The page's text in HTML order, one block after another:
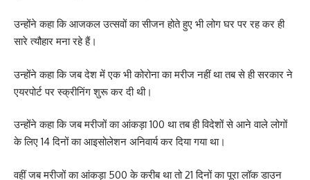
उन्होंने कहा कि आजकल उत्सवों का सीजन होते हुए भी लोग घर पर रह कर ही
सारे त्यौहार मना रहे हैं।
उन्होंने कहा कि जब देश में एक भी कोरोना का मरीज नहीं था तब से ही सरकार ने
एयरपोर्ट पर स्क्रीनिंग शुरू कर दी थी।
उन्होंने कहा कि जब मरीजों का आंकड़ा 100 था तब ही विदेशों से आने वाले लोगों
के लिए 14 दिनों का आइसोलेशन अनिवार्य कर दिया गया था।
वहीं जब मरीजों का आंकड़ा 500 के करीब था तो 21 दिनों का पूरा लॉक डाउन